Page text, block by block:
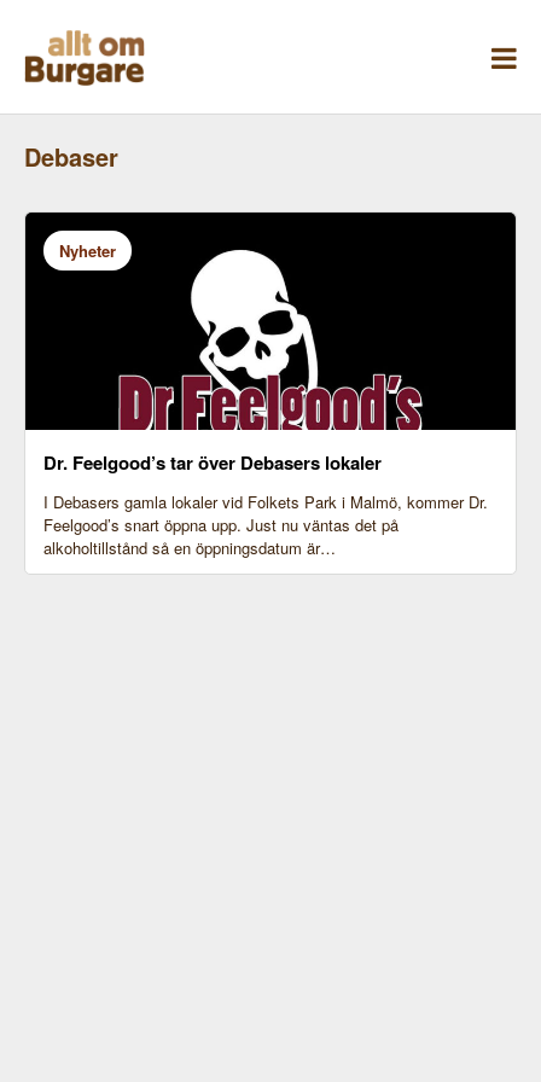
innehåll
Debaser
Nyheter
Dr. Feelgood’s tar över Debasers lokaler
I Debasers gamla lokaler vid Folkets Park i Malmö, kommer Dr.
Feelgood’s snart öppna upp. Just nu väntas det på
alkoholtillstånd så en öppningsdatum är…